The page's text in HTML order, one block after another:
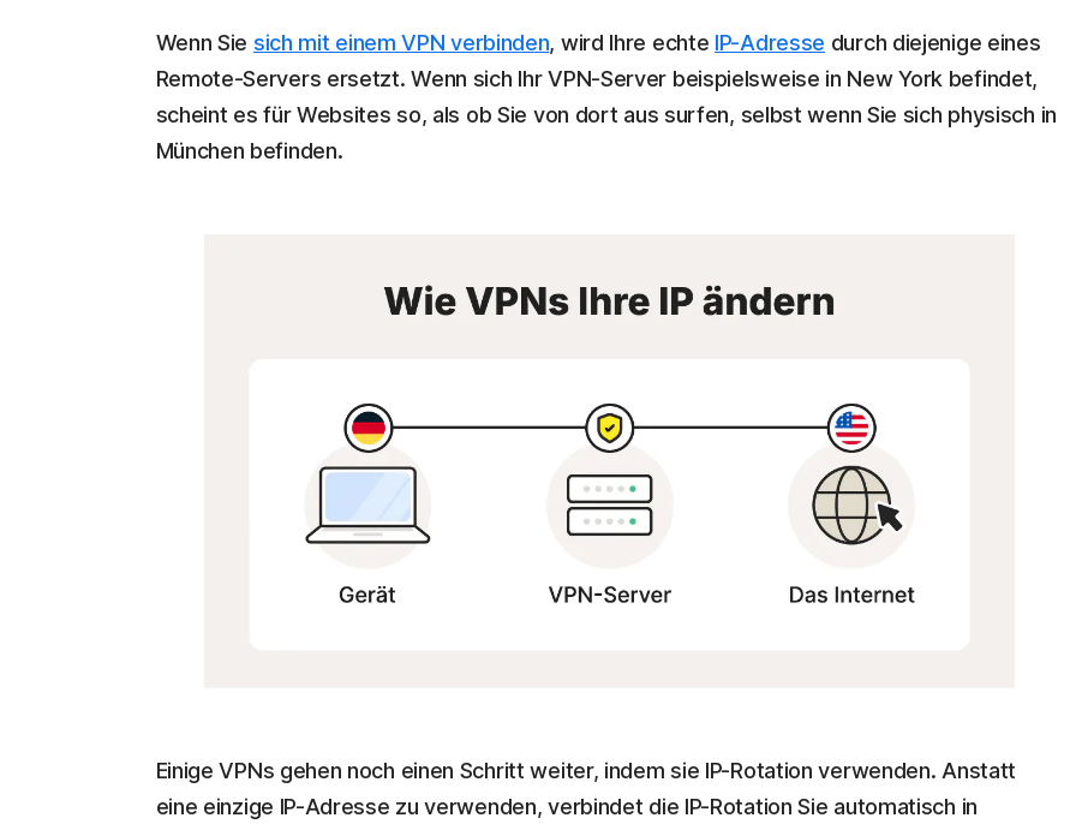
Wenn Sie sich mit einem VPN verbinden, wird Ihre echte IP-Adresse durch diejenige eines
Remote-Servers ersetzt. Wenn sich Ihr VPN-Server beispielsweise in New York befindet,
scheint es für Websites so, als ob Sie von dort aus surfen, selbst wenn Sie sich physisch in
München befinden.
Einige VPNs gehen noch einen Schritt weiter, indem sie IP-Rotation verwenden. Anstatt
eine einzige IP-Adresse zu verwenden, verbindet die IP-Rotation Sie automatisch in